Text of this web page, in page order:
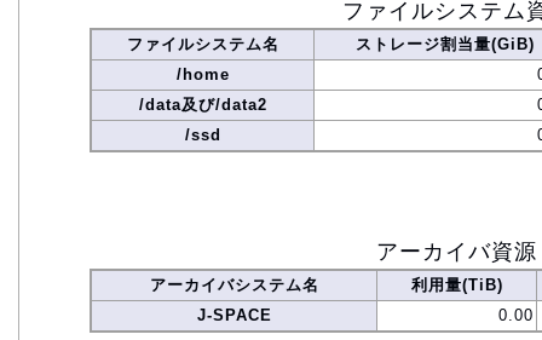
ファイルシステム
ファイルシステム名
ストレージ割当量(GiB)
/home
/data及び/data2
/ssd
アーカイバ資源
アーカイバシステム名
利用量(TiB)
J-SPACE
0.00